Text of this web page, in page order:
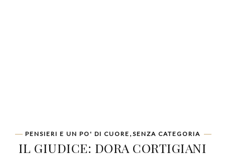
PENSIERI E UN PO' DI CUORE , SENZA CATEGORIA
IL GIUDICE: DORA CORTIGIANI